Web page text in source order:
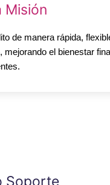
Misión
de manera rápida,
mejorando el bienestar
Soporte